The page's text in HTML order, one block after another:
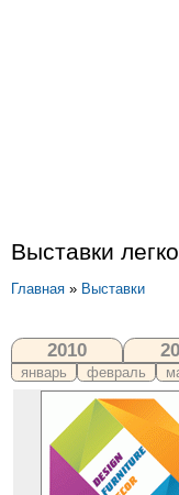
Выставки
Главная » Выставки
2010
январь февраль